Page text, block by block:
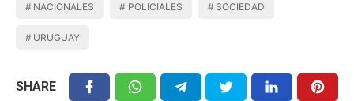
NACIONALES POLICIALES SOCIEDAD
URUGUAY
SHARE